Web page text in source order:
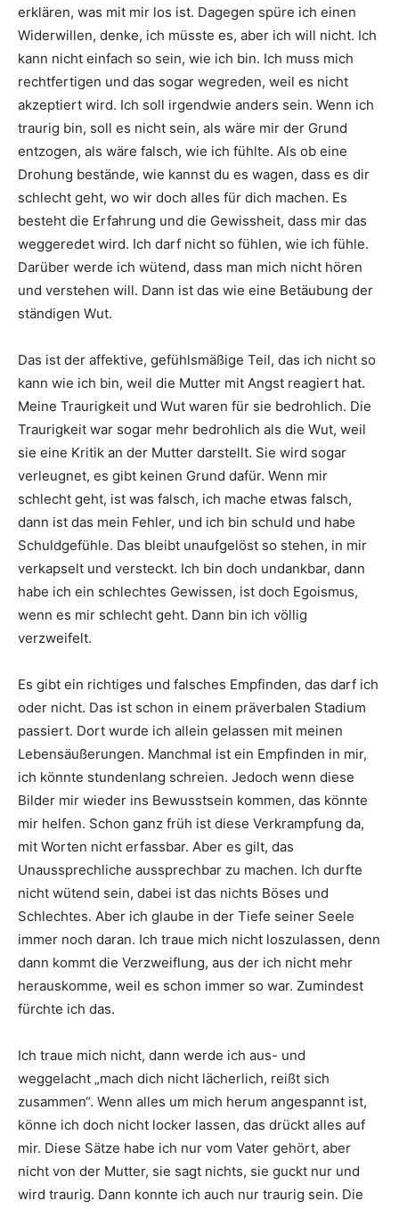
erklären, was mit mir los ist. Dagegen spüre ich einen
Widerwillen, denke, ich müsste es, aber ich will nicht. Ich
kann nicht einfach so sein, wie ich bin. Ich muss mich
rechtfertigen und das sogar wegreden, weil es nicht
akzeptiert wird. Ich soll irgendwie anders sein. Wenn ich
traurig bin, soll es nicht sein, als wäre mir der Grund
entzogen, als wäre falsch, wie ich fühlte. Als ob eine
Drohung bestände, wie kannst du es wagen, dass es dir
schlecht geht, wo wir doch alles für dich machen. Es
besteht die Erfahrung und die Gewissheit, dass mir das
weggeredet wird. Ich darf nicht so fühlen, wie ich fühle.
Darüber werde ich wütend, dass man mich nicht hören
und verstehen will. Dann ist das wie eine Betäubung der
ständigen Wut.
Das ist der affektive, gefühlsmäßige Teil, das ich nicht so
kann wie ich bin, weil die Mutter mit Angst reagiert hat.
Meine Traurigkeit und Wut waren für sie bedrohlich. Die
Traurigkeit war sogar mehr bedrohlich als die Wut, weil
sie eine Kritik an der Mutter darstellt. Sie wird sogar
verleugnet, es gibt keinen Grund dafür. Wenn mir
schlecht geht, ist was falsch, ich mache etwas falsch,
dann ist das mein Fehler, und ich bin schuld und habe
Schuldgefühle. Das bleibt unaufgelöst so stehen, in mir
verkapselt und versteckt. Ich bin doch undankbar, dann
habe ich ein schlechtes Gewissen, ist doch Egoismus,
wenn es mir schlecht geht. Dann bin ich völlig
verzweifelt.
Es gibt ein richtiges und falsches Empfinden, das darf ich
oder nicht. Das ist schon in einem präverbalen Stadium
passiert. Dort wurde ich allein gelassen mit meinen
Lebensäußerungen. Manchmal ist ein Empfinden in mir,
ich könnte stundenlang schreien. Jedoch wenn diese
Bilder mir wieder ins Bewusstsein kommen, das könnte
mir helfen. Schon ganz früh ist diese Verkrampfung da,
mit Worten nicht erfassbar. Aber es gilt, das
Unaussprechliche aussprechbar zu machen. Ich durfte
nicht wütend sein, dabei ist das nichts Böses und
Schlechtes. Aber ich glaube in der Tiefe seiner Seele
immer noch daran. Ich traue mich nicht loszulassen, denn
dann kommt die Verzweiflung, aus der ich nicht mehr
herauskomme, weil es schon immer so war. Zumindest
fürchte ich das.
Ich traue mich nicht, dann werde ich aus- und
weggelacht „mach dich nicht lächerlich, reißt sich
zusammen“. Wenn alles um mich herum angespannt ist,
könne ich doch nicht locker lassen, das drückt alles auf
mir. Diese Sätze habe ich nur vom Vater gehört, aber
nicht von der Mutter, sie sagt nichts, sie guckt nur und
wird traurig. Dann konnte ich auch nur traurig sein. Die